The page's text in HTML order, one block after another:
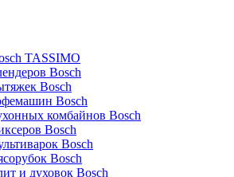
TASSIMO
Bosch
Bosch
Bosch
комбайнов Bosch
Bosch
Bosch
Bosch
и духовок Bosch